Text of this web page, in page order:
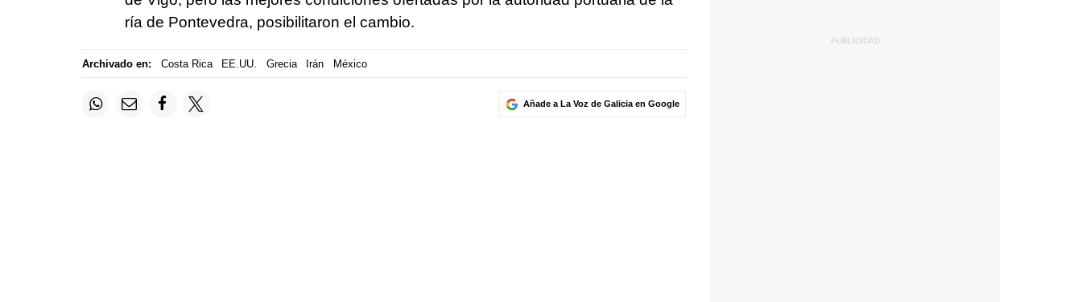
ría de Pontevedra, posibilitaron el cambio.
Archivado en: Costa Rica EE.UU. Grecia Irán México
Añade a La Voz de Galicia en Google